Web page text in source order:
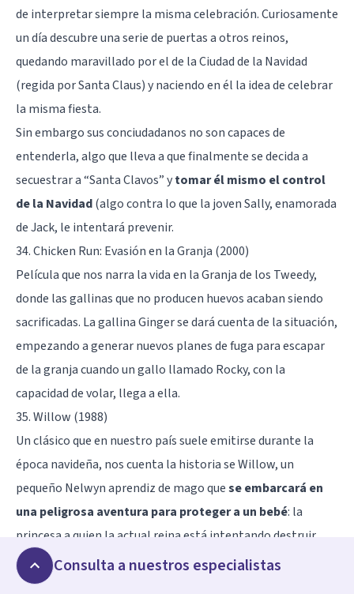
de interpretar siempre la misma celebración. Curiosamente
un día descubre una serie de puertas a otros reinos,
quedando maravillado por el de la Ciudad de la Navidad
(regida por Santa Claus) y naciendo en él la idea de celebrar
la misma fiesta.
Sin embargo sus conciudadanos no son capaces de
entenderla, algo que lleva a que finalmente se decida a
secuestrar a “Santa Clavos” ytomar él mismo el control
de la Navidad(algo contra lo que la joven Sally, enamorada
de Jack, le intentará prevenir.
34. Chicken Run: Evasión en la Granja (2000)
Película que nos narra la vida en la Granja de los Tweedy,
donde las gallinas que no producen huevos acaban siendo
sacrificadas. La gallina Ginger se dará cuenta de la situación,
empezando a generar nuevos planes de fuga para escapar
de la granja cuando un gallo llamado Rocky, con la
capacidad de volar, llega a ella.
35. Willow (1988)
Un clásico que en nuestro país suele emitirse durante la
época navideña, nos cuenta la historia se Willow, un
pequeño Nelwyn aprendiz de mago quese embarcará en
una peligrosa aventura para proteger a un bebé: la
princesa a quien la actual reina está intentando destruir
para dominar el mundo.
Consulta a nuestros especialistas